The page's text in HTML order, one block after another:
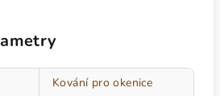
Kování pro okenice